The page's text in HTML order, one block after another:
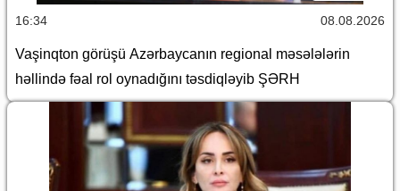
16:34 08.08.2026
Vaşinqton görüşü Azərbaycanın regional məsələlərin
həllində fəal rol oynadığını təsdiqləyib ŞƏRH